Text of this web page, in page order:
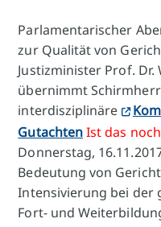
Parlamentarischer
zur Qualität von
Justizminister Prof. Dr.
übernimmt
interdisziplinäre
GutachtenIst das
Donnerstag,
Bedeutung von
Intensivierung bei der
Fort- und